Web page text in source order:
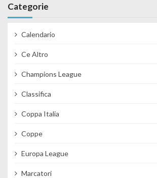
Categorie
Calendario
Ce Altro
Champions League
Classifica
Coppa Italia
Coppe
Europa League
Marcatori